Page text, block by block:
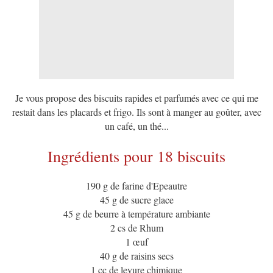
Je vous propose des biscuits rapides et parfumés avec ce qui me
restait dans les placards et frigo. Ils sont à manger au goûter, avec
un café, un thé...
Ingrédients pour 18 biscuits
190 g de farine d'Epeautre
45 g de sucre glace
45 g de beurre à température ambiante
2 cs de Rhum
1 œuf
40 g de raisins secs
1 cc de levure chimique